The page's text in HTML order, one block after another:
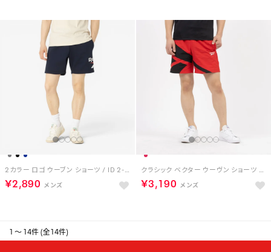
2カラー ロゴ ウーブン ショーツ / ID 2-COLOR LOGO 7 SHORT （ネイビー）
￥2,890
クラシック ベクター ウーヴン ショーツ / CL F FR VECTOR WOVEN SHORT （ベクターレッド）
￥3,190
1 ～ 14件 (全14件)